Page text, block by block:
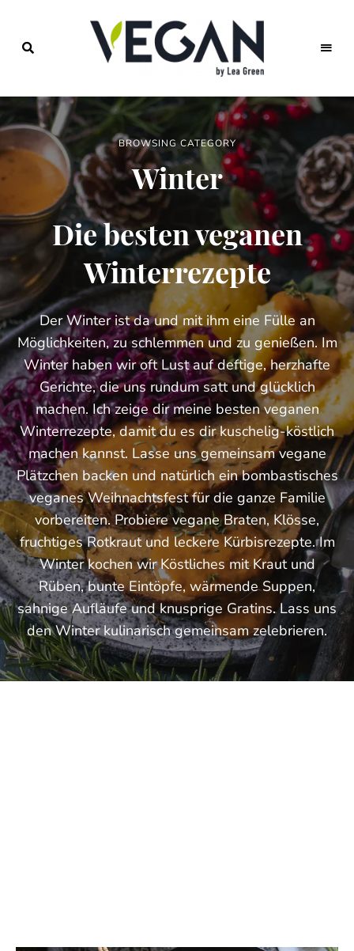
veggies
Foodblog
für
einfache
vegane
Rezepte,
saisonales
Kochen,
veganer
Lifestyle
BROWSING CATEGORY
Winter
Die besten veganen
Winterrezepte
Der Winter ist da und mit ihm eine Fülle an
Möglichkeiten, zu schlemmen und zu genießen. Im
Winter haben wir oft Lust auf deftige, herzhafte
Gerichte, die uns rundum satt und glücklich
machen. Ich zeige dir meine besten veganen
Winterrezepte, damit du es dir kuschelig-köstlich
machen kannst. Lasse uns gemeinsam vegane
Plätzchen backen und natürlich ein bombastisches
veganes Weihnachtsfest für die ganze Familie
vorbereiten. Probiere vegane Braten, Klösse,
fruchtiges Rotkraut und leckere Kürbisrezepte. Im
Winter kochen wir Köstliches mit Kraut und
Rüben, bunte Eintöpfe, wärmende Suppen,
sahnige Aufläufe und knusprige Gratins. Lass uns
den Winter kulinarisch gemeinsam zelebrieren.